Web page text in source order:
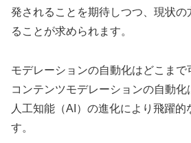
発されることを期待しつつ、現状の
ることが求められます。
モデレーションの自動化はどこまで
コンテンツモデレーションの自動化
人工知能（AI）の進化により飛躍的
す。